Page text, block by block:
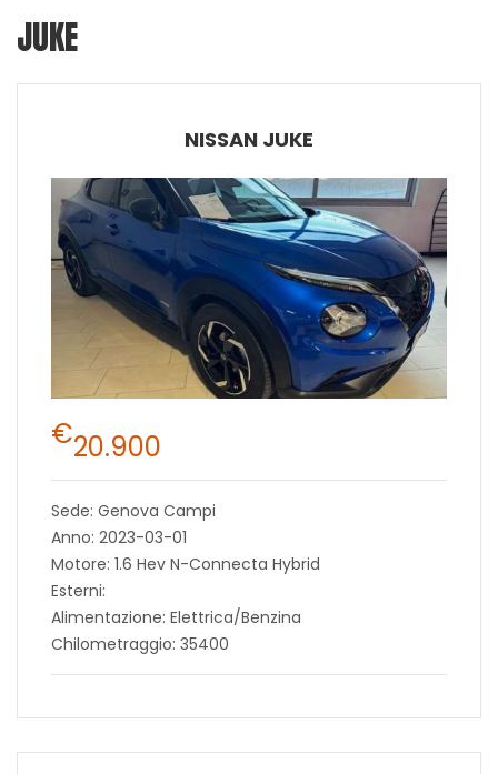
JUKE
NISSAN JUKE
€20.900
Sede: Genova Campi
Anno: 2023-03-01
Motore: 1.6 Hev N-Connecta Hybrid
Esterni:
Alimentazione: Elettrica/Benzina
Chilometraggio: 35400